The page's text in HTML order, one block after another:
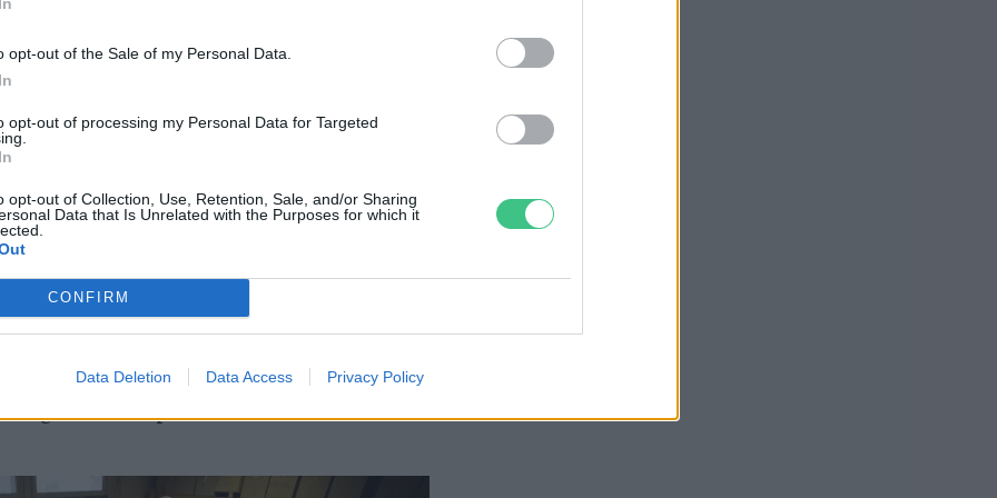
opt-out of the Sale of my Personal Data.
opt-out of processing my Personal Data for Targeted
opt-out of Collection, Use, Retention, Sale, and/or Sharing
Data that Is Unrelated with the Purposes for which it
CONFIRM
Data Deletion Data Access Privacy Policy
a fogyasztók 55%-kal többet
amelyekről köztudott, hogy
kiemelkedő vállalatok
jobban foglalkoztat minket, hogy
adakozhatunk, hogy az adományunk
pár lehetőséget és
az utolsó pillanatban is adhatunk.